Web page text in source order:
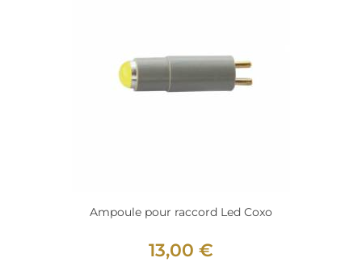
Ampoule pour raccord Led Coxo
13,00 €